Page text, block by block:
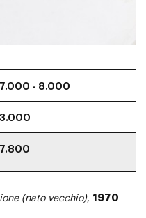
- 8.000
(nato vecchio), 1970
x 49